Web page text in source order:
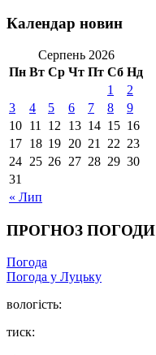
Календар новин
Серпень 2026
Пн Вт Ср Чт Пт Сб Нд
« Лип
1
2
3
4 5 6 7 8
9
10 11 12 13 14 15 16
17 18 19 20 21 22 23
24 25 26 27 28 29 30
31
ПРОГНОЗ ПОГОДИ
Погода
Погода у Луцьку
вологість:
тиск: